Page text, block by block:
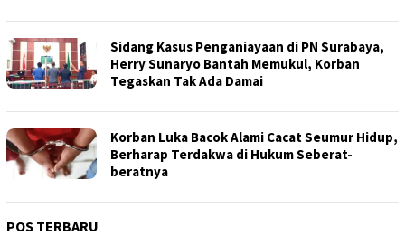
Sidang Kasus Penganiayaan di PN Surabaya,
Herry Sunaryo Bantah Memukul, Korban
Tegaskan Tak Ada Damai
Korban Luka Bacok Alami Cacat Seumur Hidup,
Berharap Terdakwa di Hukum Seberat-
beratnya
POS TERBARU